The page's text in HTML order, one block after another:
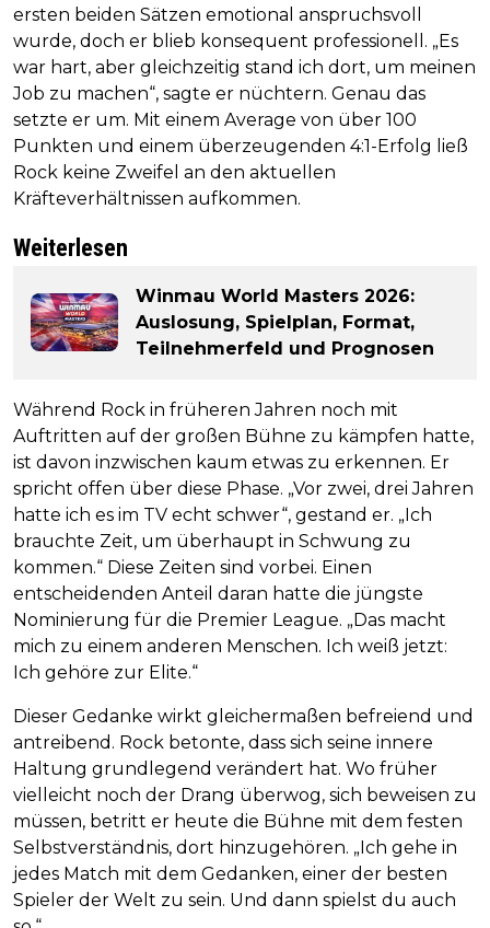
ersten beiden Sätzen emotional anspruchsvoll
wurde, doch er blieb konsequent professionell. „Es
war hart, aber gleichzeitig stand ich dort, um meinen
Job zu machen“, sagte er nüchtern. Genau das
setzte er um. Mit einem Average von über 100
Punkten und einem überzeugenden 4:1-Erfolg ließ
Rock keine Zweifel an den aktuellen
Kräfteverhältnissen aufkommen.
Weiterlesen
Winmau World Masters 2026:
Auslosung, Spielplan, Format,
Teilnehmerfeld und Prognosen
Während Rock in früheren Jahren noch mit
Auftritten auf der großen Bühne zu kämpfen hatte,
ist davon inzwischen kaum etwas zu erkennen. Er
spricht offen über diese Phase. „Vor zwei, drei Jahren
hatte ich es im TV echt schwer“, gestand er. „Ich
brauchte Zeit, um überhaupt in Schwung zu
kommen.“ Diese Zeiten sind vorbei. Einen
entscheidenden Anteil daran hatte die jüngste
Nominierung für die Premier League. „Das macht
mich zu einem anderen Menschen. Ich weiß jetzt:
Ich gehöre zur Elite.“
Dieser Gedanke wirkt gleichermaßen befreiend und
antreibend. Rock betonte, dass sich seine innere
Haltung grundlegend verändert hat. Wo früher
vielleicht noch der Drang überwog, sich beweisen zu
müssen, betritt er heute die Bühne mit dem festen
Selbstverständnis, dort hinzugehören. „Ich gehe in
jedes Match mit dem Gedanken, einer der besten
Spieler der Welt zu sein. Und dann spielst du auch